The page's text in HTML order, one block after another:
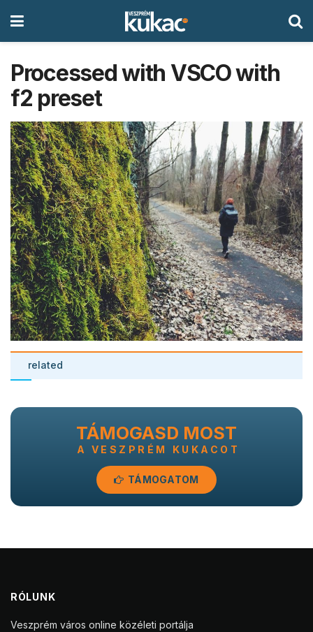
Processed with VSCO with
f2 preset
related
TÁMOGASD MOST
A VESZPRÉM KUKACOT
TÁMOGATOM
RÓLUNK
Veszprém város online közéleti portálja